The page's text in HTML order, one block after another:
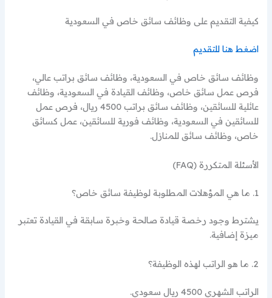
كيفية التقديم على وظائف سائق خاص في السعودية
اضغط هنا للتقديم
وظائف سائق خاص في السعودية، وظائف سائق براتب عالي،
فرص عمل سائق خاص، وظائف القيادة في السعودية، وظائف
عائلية للسائقين، وظائف سائق براتب 4500 ريال، فرص عمل
للسائقين في السعودية، وظائف فورية للسائقين، عمل كسائق
خاص، وظائف سائق للمنازل.
الأسئلة المتكررة (FAQ)
1. ما هي المؤهلات المطلوبة لوظيفة سائق خاص؟
يشترط وجود رخصة قيادة صالحة وخبرة سابقة في القيادة تعتبر
ميزة إضافية.
2. ما هو الراتب لهذه الوظيفة؟
الراتب الشهري 4500 ريال سعودي.